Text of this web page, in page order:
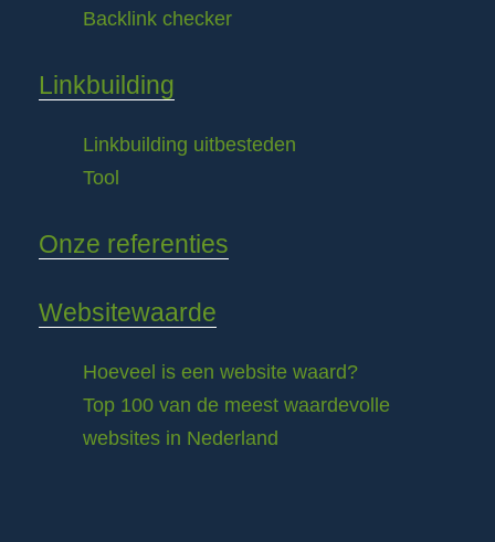
Backlink checker
Linkbuilding
Linkbuilding uitbesteden
Tool
Onze referenties
Websitewaarde
Hoeveel is een website waard?
Top 100 van de meest waardevolle
websites in Nederland